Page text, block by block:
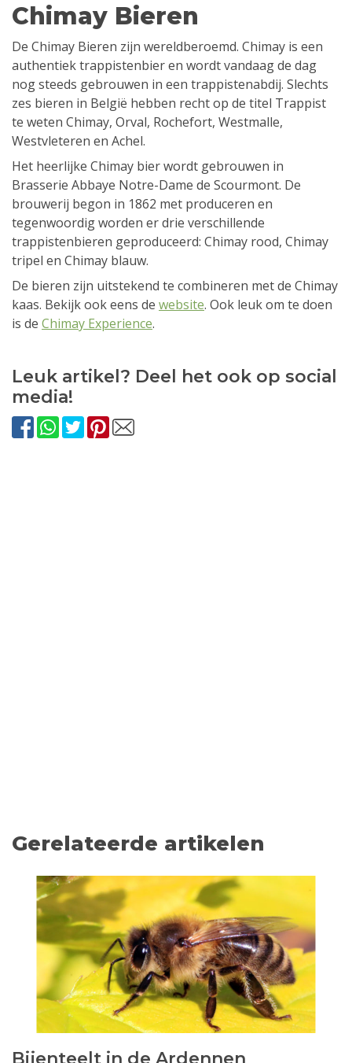
Chimay Bieren
De Chimay Bieren zijn wereldberoemd. Chimay is een
authentiek trappistenbier en wordt vandaag de dag
nog steeds gebrouwen in een trappistenabdij. Slechts
zes bieren in België hebben recht op de titel Trappist
te weten Chimay, Orval, Rochefort, Westmalle,
Westvleteren en Achel.
Het heerlijke Chimay bier wordt gebrouwen in
Brasserie Abbaye Notre-Dame de Scourmont. De
brouwerij begon in 1862 met produceren en
tegenwoordig worden er drie verschillende
trappistenbieren geproduceerd: Chimay rood, Chimay
tripel en Chimay blauw.
De bieren zijn uitstekend te combineren met de Chimay
kaas. Bekijk ook eens de website. Ook leuk om te doen
is de Chimay Experience.
Leuk artikel? Deel het ook op social
media!
Gerelateerde artikelen